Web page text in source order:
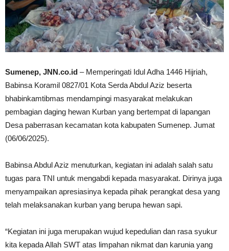
Sumenep, JNN.co.id – Memperingati Idul Adha 1446 Hijriah,
Babinsa Koramil 0827/01 Kota Serda Abdul Aziz beserta
bhabinkamtibmas mendampingi masyarakat melakukan
pembagian daging hewan Kurban yang bertempat di lapangan
Desa paberrasan kecamatan kota kabupaten Sumenep. Jumat
(06/06/2025).
Babinsa Abdul Aziz menuturkan, kegiatan ini adalah salah satu
tugas para TNI untuk mengabdi kepada masyarakat. Dirinya juga
menyampaikan apresiasinya kepada pihak perangkat desa yang
telah melaksanakan kurban yang berupa hewan sapi.
“Kegiatan ini juga merupakan wujud kepedulian dan rasa syukur
kita kepada Allah SWT atas limpahan nikmat dan karunia yang